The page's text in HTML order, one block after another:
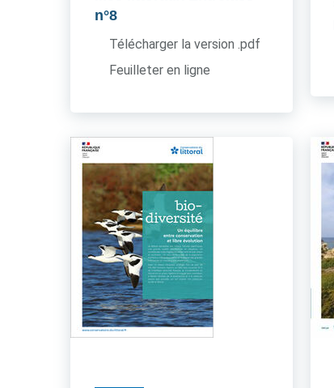
n°8
Télécharger la version .pdf
Feuilleter en ligne